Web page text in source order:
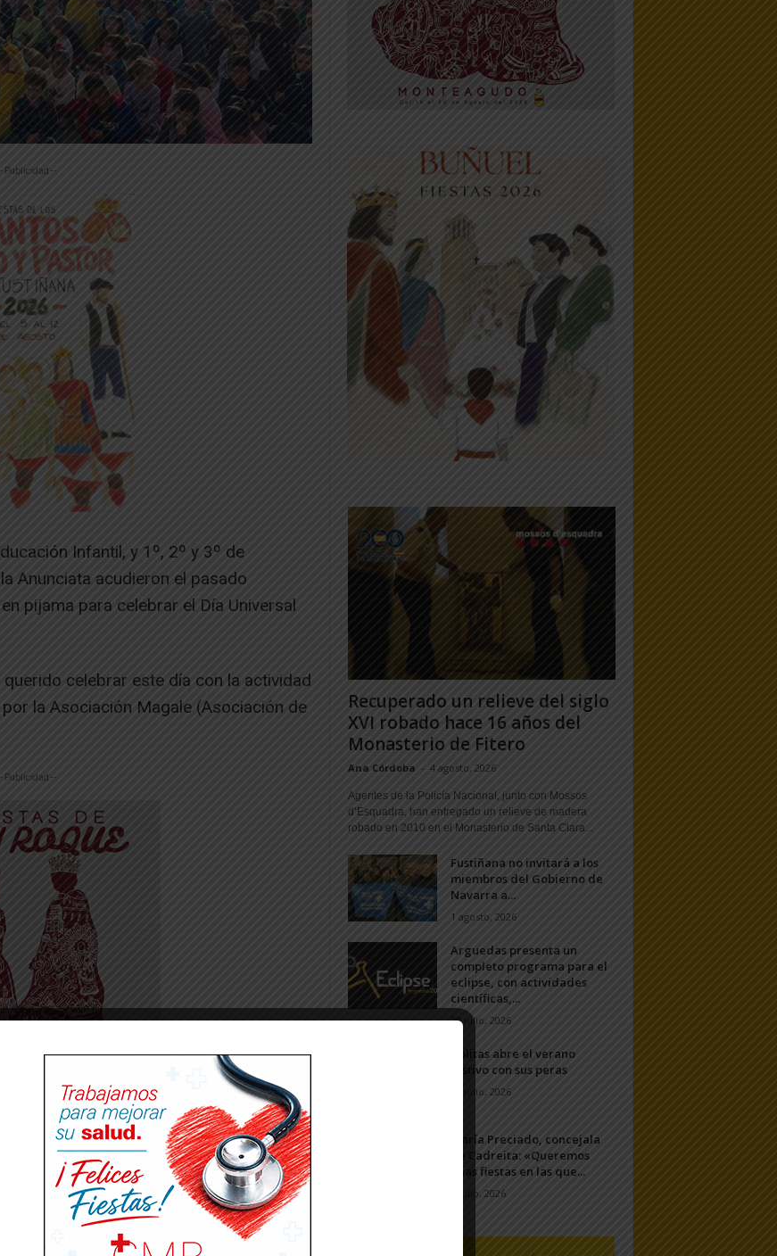
Publicidad --
Infantil, y 1º, 2º y 3º de
Anunciata acudieron el pasado
pijama para celebrar el Día Universal
celebrar este día con la actividad
la Asociación Magale (Asociación de
Publicidad --
3º de Educación Infantil, 1º, 2º y 3º de
en pijama, simbolizando el
que los padres y madres les leen un
a dormir. Un momento en el que el
Recuperado un relieve del siglo
XVI robado hace 16 años del
Monasterio de Fitero
Ana Córdoba - 4 agosto, 2026
Agentes de la Policía Nacional, junto con Mossos
d’Esquadra, han entregado un relieve de madera
robado en 2010 en el Monasterio de Santa Clara...
Fustiñana no invitará a los
miembros del Gobierno de
Navarra a...
1 agosto, 2026
Arguedas presenta un
completo programa para el
eclipse, con actividades
científicas,...
20 julio, 2026
Ablitas abre el verano
festivo con sus peras
11 julio, 2026
María Preciado, concejala
de Cadreita: «Queremos
unas fiestas en las que...
7 julio, 2026